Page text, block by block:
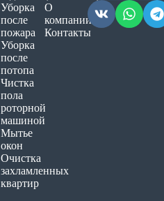
Уборка
после
пожара
Уборка
после
потопа
Чистка
пола
роторной
машиной
Мытье
окон
Очистка
захламленных
квартир
О
компании
Контакты